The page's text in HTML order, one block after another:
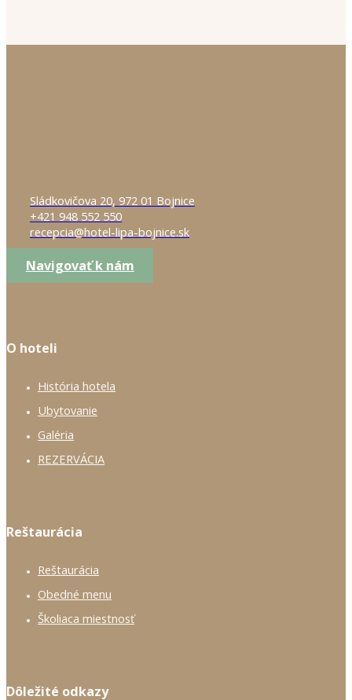
Sládkovičova 20, 972 01 Bojnice
+421 948 552 550
recepcia@hotel-lipa-bojnice.sk
Navigovať k nám
O hoteli
História hotela
Ubytovanie
Galéria
REZERVÁCIA
Reštaurácia
Reštaurácia
Obedné menu
Školiaca miestnosť
Dôležité odkazy